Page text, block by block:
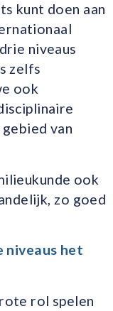
kunt doen aan
niveaus
zelfs
ook
van
ook
zo goed
niveaus het
rol spelen